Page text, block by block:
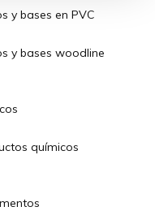
y bases en PVC
y bases woodline
químicos